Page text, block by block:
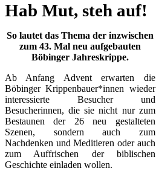
Hab Mut, steh auf!
So lautet das Thema der inzwischen
zum 43. Mal neu aufgebauten
Böbinger Jahreskrippe.
Ab Anfang Advent erwarten die
Böbinger Krippenbauer*innen wieder
interessierte Besucher und
Besucherinnen, die sie nicht nur zum
Bestaunen der 26 neu gestalteten
Szenen, sondern auch zum
Nachdenken und Meditieren oder auch
zum Auffrischen der biblischen
Geschichte einladen wollen.